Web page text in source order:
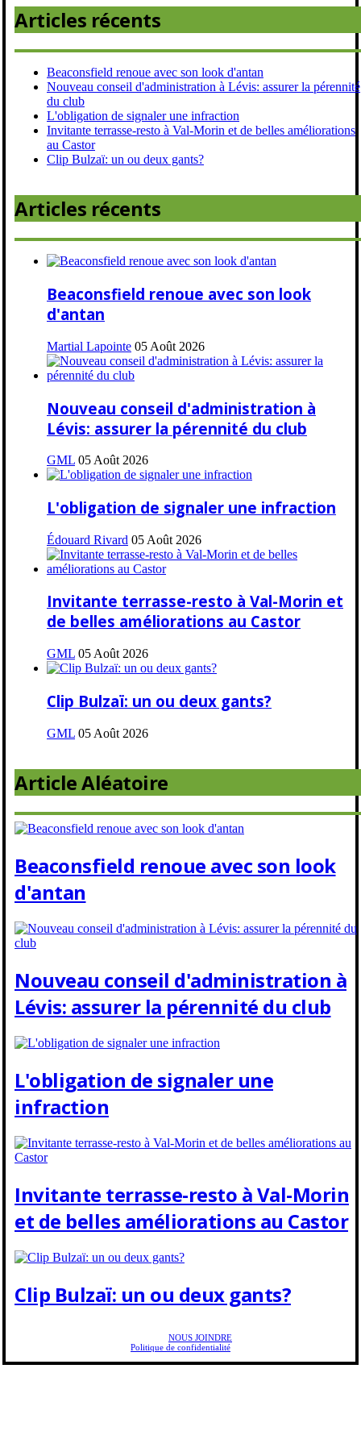
Articles récents
Beaconsfield renoue avec son look d'antan
Nouveau conseil d'administration à Lévis: assurer la pérennité
du club
L'obligation de signaler une infraction
Invitante terrasse-resto à Val-Morin et de belles améliorations
au Castor
Clip Bulzaï: un ou deux gants?
Articles récents
Beaconsfield renoue avec son look
d'antan
Martial Lapointe 05 Août 2026
Nouveau conseil d'administration à
Lévis: assurer la pérennité du club
GML 05 Août 2026
L'obligation de signaler une infraction
Édouard Rivard 05 Août 2026
Invitante terrasse-resto à Val-Morin et
de belles améliorations au Castor
GML 05 Août 2026
Clip Bulzaï: un ou deux gants?
GML 05 Août 2026
Article Aléatoire
Beaconsfield renoue avec son look
d'antan
Nouveau conseil d'administration à
Lévis: assurer la pérennité du club
L'obligation de signaler une
infraction
Invitante terrasse-resto à Val-Morin
et de belles améliorations au Castor
Clip Bulzaï: un ou deux gants?
NOUS JOINDRE
Politique de confidentialité